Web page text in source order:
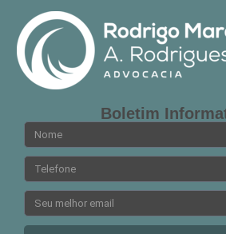
Boletim